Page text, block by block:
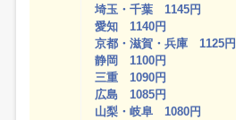
埼玉・千葉 1145円
愛知 1140円
京都・滋賀・兵庫 1125円
静岡 1100円
三重 1090円
広島 1085円
山梨・岐阜 1080円